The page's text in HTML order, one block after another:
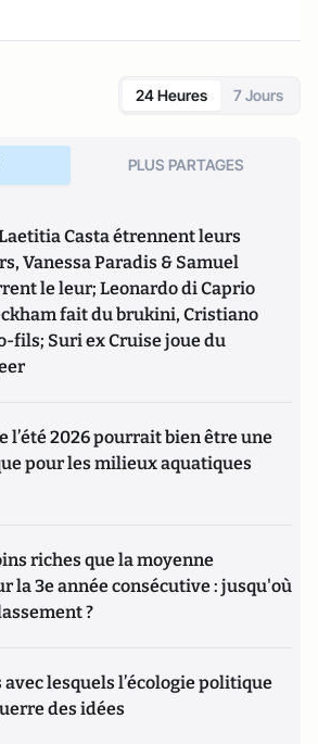
24 Heures 7 Jours
PLUS PARTAGES
Casta étrennent leurs
Vanessa Paradis & Samuel
le leur; Leonardo di Caprio
fait du brukini, Cristiano
fils; Suri ex Cruise joue du
l’été 2026 pourrait bien être une
pour les milieux aquatiques
riches que la moyenne
la 3e année consécutive : jusqu'où
?
avec lesquels l’écologie politique
des idées